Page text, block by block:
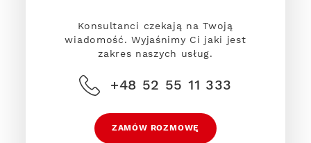
Konsultanci czekają na Twoją
wiadomość. Wyjaśnimy Ci jaki jest
zakres naszych usług.
+48 52 55 11 333
ZAMÓW ROZMOWĘ